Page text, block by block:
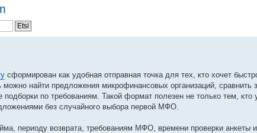
сформирован как удобная отправная точка для тех, кто хочет
найти предложения микрофинансовых организаций, сравнить
по требованиям. Такой формат полезен не только тем, кто
без случайного выбора первой МФО.
периоду возврата, требованиям МФО, времени проверки